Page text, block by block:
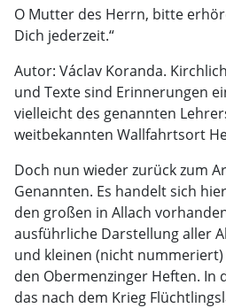
O Mutter des Herrn, bitte
Dich jederzeit.“
Autor: Václav Koranda.
und Texte sind Erinnerungen
vielleicht des genannten
weitbekannten Wallfahrtsort
Doch nun wieder zurück zum
Genannten. Es handelt sich
den großen in Allach
ausführliche Darstellung aller
und kleinen (nicht
den Obermenzinger Heften. In
das nach dem Krieg